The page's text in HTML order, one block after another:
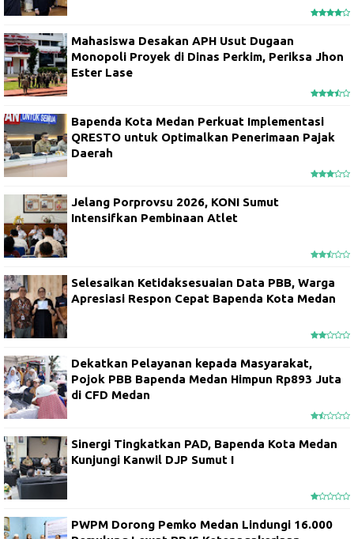
Mahasiswa Desakan APH Usut Dugaan
Monopoli Proyek di Dinas Perkim, Periksa Jhon
Ester Lase
Bapenda Kota Medan Perkuat Implementasi
QRESTO untuk Optimalkan Penerimaan Pajak
Daerah
Jelang Porprovsu 2026, KONI Sumut
Intensifkan Pembinaan Atlet
Selesaikan Ketidaksesuaian Data PBB, Warga
Apresiasi Respon Cepat Bapenda Kota Medan
Dekatkan Pelayanan kepada Masyarakat,
Pojok PBB Bapenda Medan Himpun Rp893 Juta
di CFD Medan
Sinergi Tingkatkan PAD, Bapenda Kota Medan
Kunjungi Kanwil DJP Sumut I
PWPM Dorong Pemko Medan Lindungi 16.000